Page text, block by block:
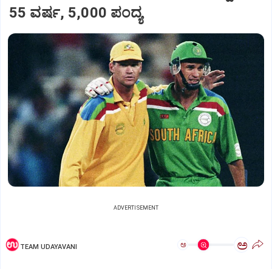
55 ವರ್ಷ, 5,000 ಪಂದ್ಯ
ADVERTISEMENT
TEAM UDAYAVANI ಅ ಅ